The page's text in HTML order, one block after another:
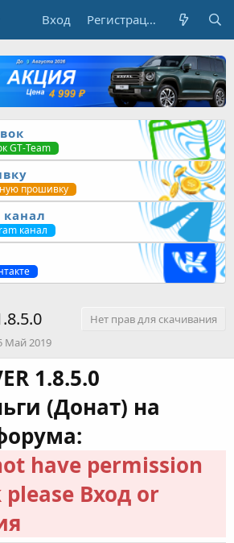
Вход Регистрация
GT-Team
прошивку
канал
Нет прав для скачивания
Май 2019
1.8.5.0
(Донат) на
have permission
Вход or